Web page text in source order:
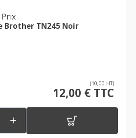
Brother TN245 Noir
(10,00 HT)
12,00 € TTC
